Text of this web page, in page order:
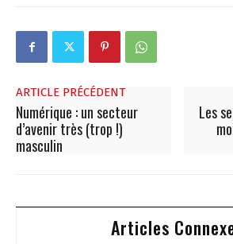
ARTICLE PRÉCÉDENT
Numérique : un secteur
d’avenir très (trop !)
masculin
Les
Articles